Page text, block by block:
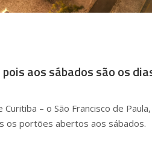
aos sábados são os
– o São Francisco de
os portões abertos aos sábados.